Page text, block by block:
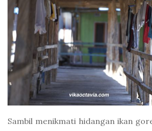
Sambil menikmati hidangan ikan